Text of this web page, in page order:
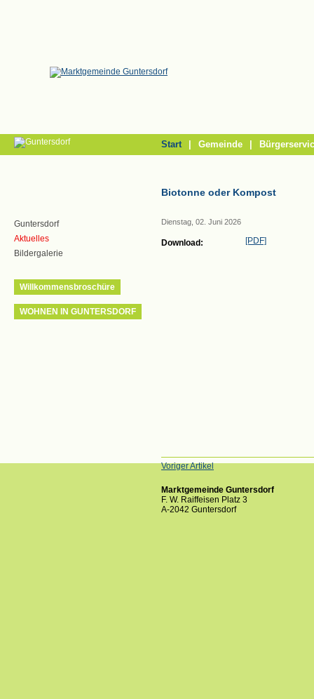
Start Gemeinde
Guntersdorf
Aktuelles
Bildergalerie
Willkommensbroschüre
WOHNEN IN GUNTERSDORF
Biotonne oder Kompost
Dienstag, 02. Juni 2026
Download: [PDF]
Voriger Artikel
Marktgemeinde Guntersdorf
F. W. Raiffeisen Platz 3
A-2042 Guntersdorf